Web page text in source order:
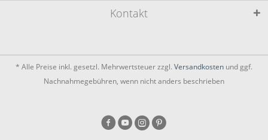
Kontakt
* Alle Preise inkl. gesetzl. Mehrwertsteuer zzgl. Versandkosten und ggf.
Nachnahmegebühren, wenn nicht anders beschrieben